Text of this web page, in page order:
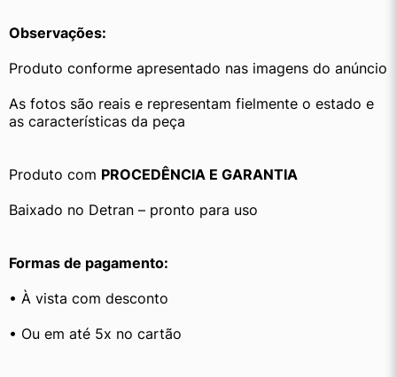
Observações:
Produto conforme apresentado nas imagens do anúncio
As fotos são reais e representam fielmente o estado e
as características da peça
Produto com PROCEDÊNCIA E GARANTIA
Baixado no Detran – pronto para uso
Formas de pagamento:
• À vista com desconto
• Ou em até 5x no cartão